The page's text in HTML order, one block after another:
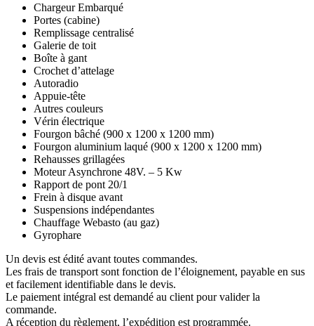
Chargeur Embarqué
Portes (cabine)
Remplissage centralisé
Galerie de toit
Boîte à gant
Crochet d’attelage
Autoradio
Appuie-tête
Autres couleurs
Vérin électrique
Fourgon bâché (900 x 1200 x 1200 mm)
Fourgon aluminium laqué (900 x 1200 x 1200 mm)
Rehausses grillagées
Moteur Asynchrone 48V. – 5 Kw
Rapport de pont 20/1
Frein à disque avant
Suspensions indépendantes
Chauffage Webasto (au gaz)
Gyrophare
Un devis est édité avant toutes commandes.
Les frais de transport sont fonction de l’éloignement, payable en sus
et facilement identifiable dans le devis.
Le paiement intégral est demandé au client pour valider la
commande.
A réception du règlement, l’expédition est programmée.